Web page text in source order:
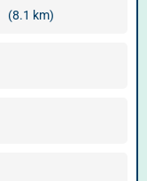
(8.1 km)